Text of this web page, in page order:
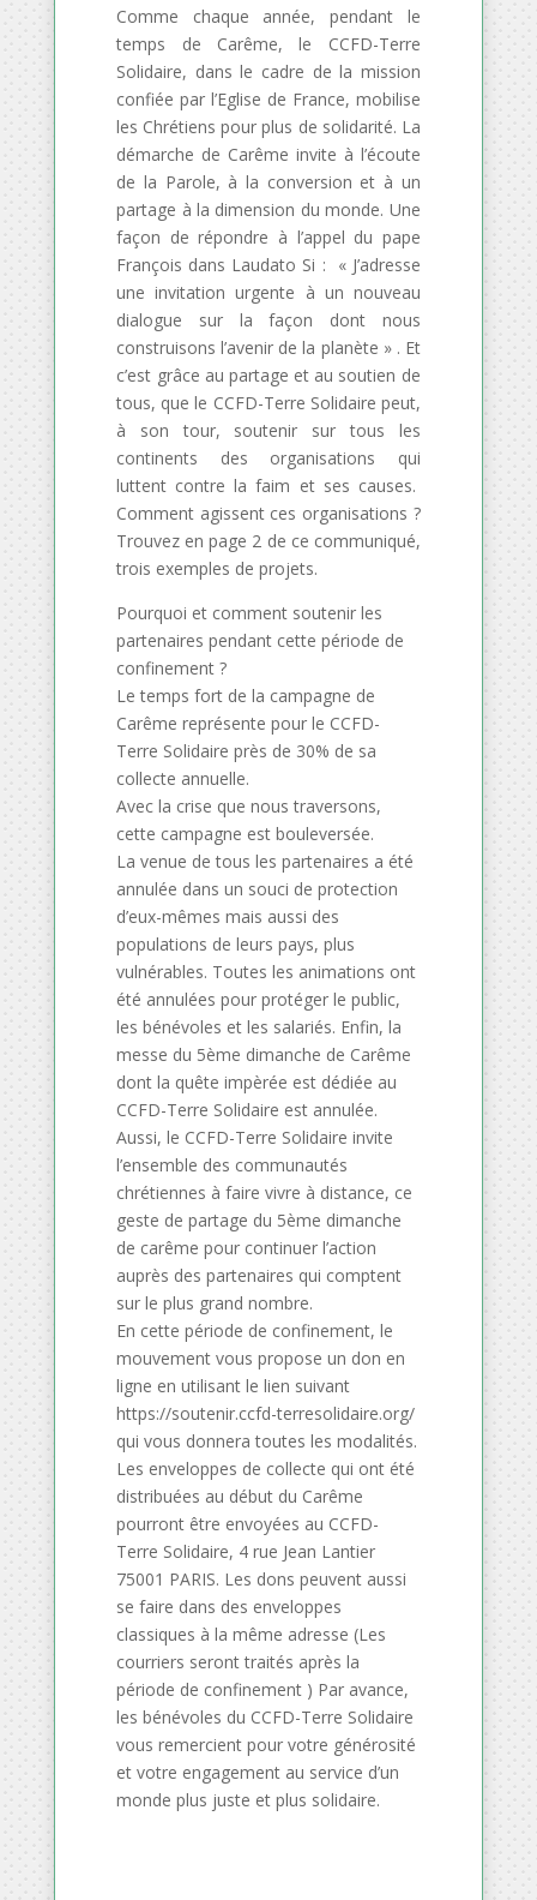
Comme chaque année, pendant le
temps de Carême, le CCFD-Terre
Solidaire, dans le cadre de la mission
confiée par l’Eglise de France, mobilise
les Chrétiens pour plus de solidarité. La
démarche de Carême invite à l’écoute
de la Parole, à la conversion et à un
partage à la dimension du monde. Une
façon de répondre à l’appel du pape
François dans Laudato Si : « J’adresse
une invitation urgente à un nouveau
dialogue sur la façon dont nous
construisons l’avenir de la planète » . Et
c’est grâce au partage et au soutien de
tous, que le CCFD-Terre Solidaire peut,
à son tour, soutenir sur tous les
continents des organisations qui
luttent contre la faim et ses causes.
Comment agissent ces organisations ?
Trouvez en page 2 de ce communiqué,
trois exemples de projets.
Pourquoi et comment soutenir les
partenaires pendant cette période de
confinement ?
Le temps fort de la campagne de
Carême représente pour le CCFD-
Terre Solidaire près de 30% de sa
collecte annuelle.
Avec la crise que nous traversons,
cette campagne est bouleversée.
La venue de tous les partenaires a été
annulée dans un souci de protection
d’eux-mêmes mais aussi des
populations de leurs pays, plus
vulnérables. Toutes les animations ont
été annulées pour protéger le public,
les bénévoles et les salariés. Enfin, la
messe du 5ème dimanche de Carême
dont la quête impèrée est dédiée au
CCFD-Terre Solidaire est annulée.
Aussi, le CCFD-Terre Solidaire invite
l’ensemble des communautés
chrétiennes à faire vivre à distance, ce
geste de partage du 5ème dimanche
de carême pour continuer l’action
auprès des partenaires qui comptent
sur le plus grand nombre.
En cette période de confinement, le
mouvement vous propose un don en
ligne en utilisant le lien suivant
https://soutenir.ccfd-terresolidaire.org/
qui vous donnera toutes les modalités.
Les enveloppes de collecte qui ont été
distribuées au début du Carême
pourront être envoyées au CCFD-
Terre Solidaire, 4 rue Jean Lantier
75001 PARIS. Les dons peuvent aussi
se faire dans des enveloppes
classiques à la même adresse (Les
courriers seront traités après la
période de confinement ) Par avance,
les bénévoles du CCFD-Terre Solidaire
vous remercient pour votre générosité
et votre engagement au service d’un
monde plus juste et plus solidaire.